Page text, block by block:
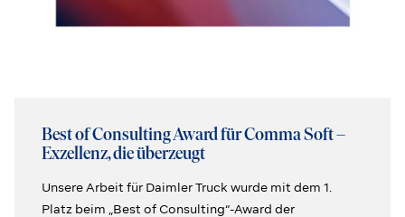
Best of Consulting Award für Comma Soft –
Exzellenz, die überzeugt
Unsere Arbeit für Daimler Truck wurde mit dem 1.
Platz beim „Best of Consulting“-Award der